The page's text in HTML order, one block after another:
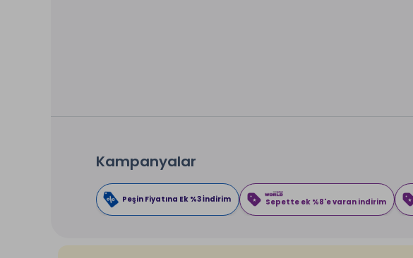
Kampanyalar
Peşin Fiyatına Ek %3 İndirim Sepette ek %8'e varan indirim